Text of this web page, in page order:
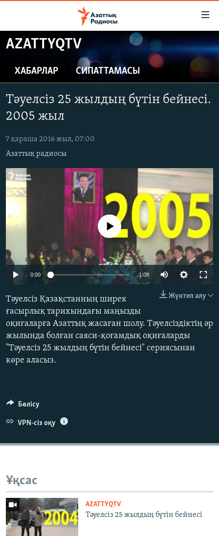
Skip
to
content
to
main
Skip
ЖАҢАЛЫҚТАР
САЯСАТ
ҚАҢТАР ОҚИҒАСЫ
АДАМ ҚҰҚЫҚТАРЫ
ӘЛЕУМЕТ
ӘЛЕМ
АРНАЙЫ ЖОБАЛАР
Русский
ЖАЗЫЛЫҢЫЗ
Басқа тілдерде
AZATTYQTV
ХАБАРЛАР СИПАТТАМАСЫ
Тәуелсіз 25 жылдың бүтін бейнесі.
2005 жыл
7 қараша 2016 жыл, 07:00
Азаттық радиосы
No media source currently available
0:00 1:08
Жүктеп алу
Тәуелсіз Қазақстанның ширек
ғасырлық тарихындағы маңызды
оқиғаларға Азаттық жасаған шолу. Тәуелсіздіктің әр
жылында болған саяси-қоғамдық оқиғаларды
"Тәуелсіз 25 жылдың бүтін бейнесі" сериясынан
көре аласыз.
Бөлісу
VPN-сіз оқу
Ұқсас
AZATTYQTV
Тәуелсіз 25 жылдың бүтін бейнесі